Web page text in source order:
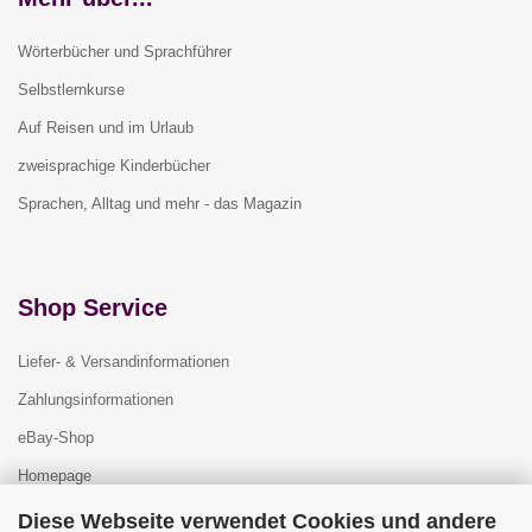
Diese Webseite verwendet Cookies und andere
Wörterbücher und Sprachführer
Selbstlernkurse
Auf Reisen und im Urlaub
zweisprachige Kinderbücher
Sprachen, Alltag und mehr - das Magazin
Shop Service
Liefer- & Versandinformationen
Zahlungsinformationen
eBay-Shop
Homepage